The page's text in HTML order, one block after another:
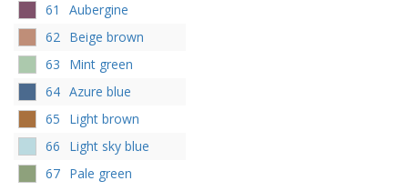
61
Aubergine
62 Beige brown
63
Mint green
64 Azure blue
65
Light brown
66
Light sky blue
67 Pale green